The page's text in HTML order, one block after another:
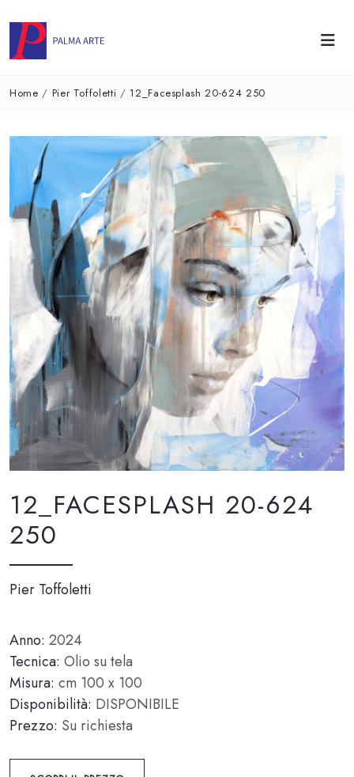
Home / Pier Toffoletti / 12_Facesplash 20-624 250
12_FACESPLASH 20-624
250
Pier Toffoletti
Anno: 2024
Tecnica: Olio su tela
Misura: cm 100 x 100
Disponibilità: DISPONIBILE
Prezzo: Su richiesta